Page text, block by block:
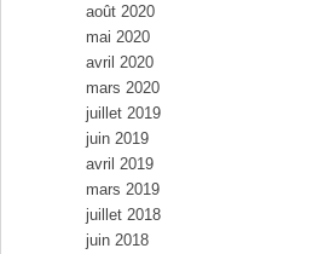
août 2020
mai 2020
avril 2020
mars 2020
juillet 2019
juin 2019
avril 2019
mars 2019
juillet 2018
juin 2018